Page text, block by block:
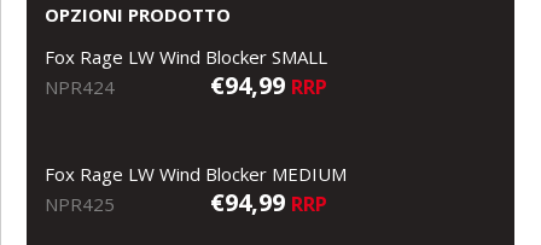
OPZIONI PRODOTTO
Fox Rage LW Wind Blocker SMALL
NPR424
€94,99 RRP
Fox Rage LW Wind Blocker MEDIUM
NPR425
€94,99 RRP